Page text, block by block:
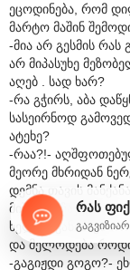
ეცოდინება, რომ
მარტო მაშინ
-მია არ გესმის რას
არ მიპასუხე
აღებ . სად ხარ?
-რა გჭირს, აბა
სასეირნოდ
ატეხე?
-რაა?!-
მეორე მხრიდან
დემნა თავის
მიშვერს ჩაჯექიო.
ხელით ვანიშნებ
და მელოდება
-გაგიჟდი გოგო?-
რას